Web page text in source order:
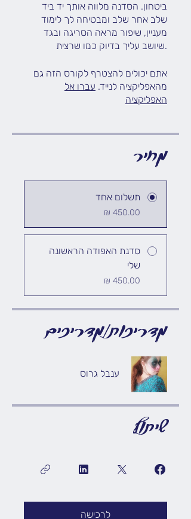
ביטחון. הסדנה מלווה אותך יד ביד
שלב אחר שלב ומבטיחה לך לימוד
מעניין, שיפור מראה הסריגה ובגד
אתם יכולים להצטרף לקורס הזה גם
מהאפליקציה לנייד. עברו אל
האפליקציה
מחיר
תשלום אחד
סדנת האפודה הראשונה
שלי
מדריכות/מדריכים
ענבל גרוס
שיתוף
לרכישה